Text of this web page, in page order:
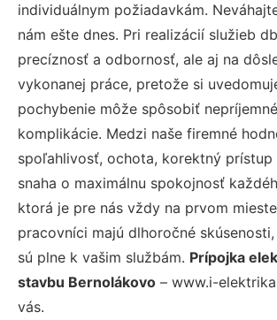
individuálnym požiadavkám.
nám ešte dnes. Pri realizácií služieb
precíznosť a odbornosť, ale aj na
vykonanej práce, pretože si
pochybenie môže spôsobiť
komplikácie. Medzi naše firemné
spoľahlivosť, ochota, korektný prístup
snaha o maximálnu spokojnosť
ktorá je pre nás vždy na prvom
pracovníci majú dlhoročné
sú plne k vašim službám. Prípojka
stavbu Bernolákovo – www.i-
vás.